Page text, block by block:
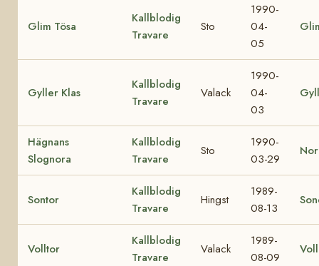
Glim Tösa
Kallblodig
Travare
Sto
1990-
04-
05
Gyller Klas
Kallblodig
Travare
Valack
1990-
04-
03
Hägnans
Slognora
Kallblodig
Travare
Sto
1990-
03-29
Sontor
Kallblodig
Travare
Hingst
1989-
08-13
Volltor
Kallblodig
Travare
Valack
1989-
08-09